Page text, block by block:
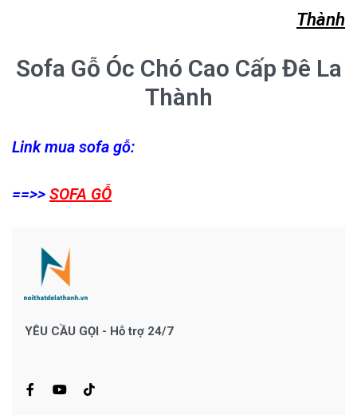
Thành
Sofa Gỗ Óc Chó Cao Cấp Đê La
Thành
Link mua sofa gỗ:
==>> SOFA GỖ
YÊU CẦU GỌI - Hỗ trợ 24/7